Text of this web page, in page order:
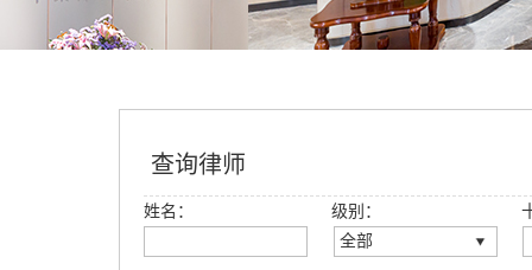
查询律师
姓名：
级别：
全部